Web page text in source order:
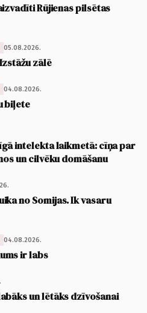
Rūjienas pilsētas
05.08.2026.
zālē
04.08.2026.
biļete
intelekta laikmetā: cīņa par
un cilvēku domāšanu
no Somijas. Ik vasaru
04.08.2026.
ir labs
un lētāks dzīvošanai